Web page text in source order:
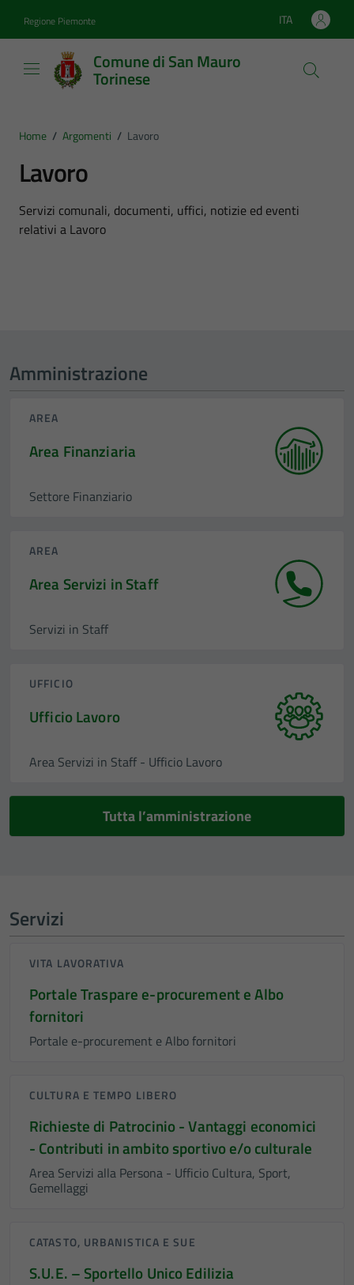
Regione Piemonte Lingua attiva:
ITA
Comune di San Mauro
Torinese
Home / Argomenti / Lavoro
Lavoro
Dettagli dell'argomento
Servizi comunali, documenti, uffici, notizie ed eventi
relativi a Lavoro
Amministrazione
AREA
Area Finanziaria
Settore Finanziario
AREA
Area Servizi in Staff
Servizi in Staff
UFFICIO
Ufficio Lavoro
Area Servizi in Staff - Ufficio Lavoro
Tutta l’amministrazione
Servizi
VITA LAVORATIVA
Portale Traspare e-procurement e Albo
fornitori
Portale e-procurement e Albo fornitori
CULTURA E TEMPO LIBERO
Richieste di Patrocinio - Vantaggi economici
- Contributi in ambito sportivo e/o culturale
Area Servizi alla Persona - Ufficio Cultura, Sport,
Gemellaggi
CATASTO, URBANISTICA E SUE
S.U.E. – Sportello Unico Edilizia